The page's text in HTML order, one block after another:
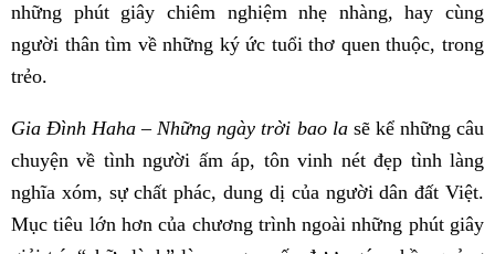
những phút giây chiêm nghiệm nhẹ nhàng, hay cùng
người thân tìm về những ký ức tuổi thơ quen thuộc, trong
trẻo.
Gia Đình Haha – Những ngày trời bao lasẽ kể những câu
chuyện về tình người ấm áp, tôn vinh nét đẹp tình làng
nghĩa xóm, sự chất phác, dung dị của người dân đất Việt.
Mục tiêu lớn hơn của chương trình ngoài những phút giây